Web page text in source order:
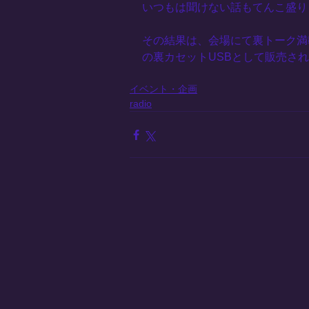
いつもは聞けない話もてんこ盛り
その結果は、会場にて裏トーク満
の裏カセットUSBとして販売さ
イベント・企画
radio